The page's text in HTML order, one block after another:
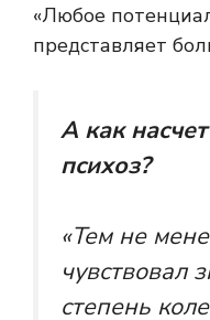
«Любое
представляет
А как
психоз?
«Тем не
чувствовал
степень